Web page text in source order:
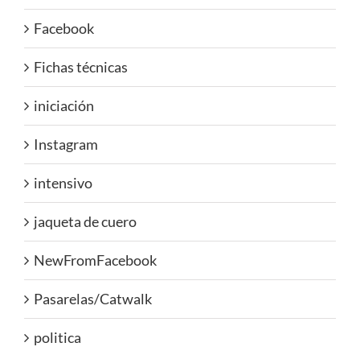
Facebook
Fichas técnicas
iniciación
Instagram
intensivo
jaqueta de cuero
NewFromFacebook
Pasarelas/Catwalk
politica